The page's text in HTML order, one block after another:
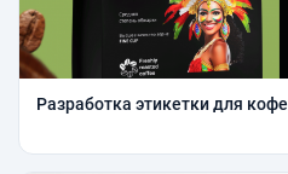
Разработка этикетки для кофе